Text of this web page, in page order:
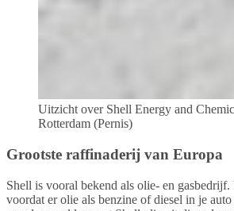
Uitzicht over Shell Energy and
Rotterdam (Pernis)
Grootste raffinaderij van Europa
Shell is vooral bekend als olie- en
voordat er olie als benzine of diesel in je